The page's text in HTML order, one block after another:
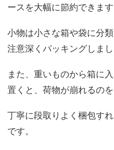
ースを大幅に節約できます
小物は小さな箱や袋に分
注意深くパッキングしまし
また、重いものから箱に
置くと、荷物が崩れるのを
丁寧に段取りよく梱包す
です。